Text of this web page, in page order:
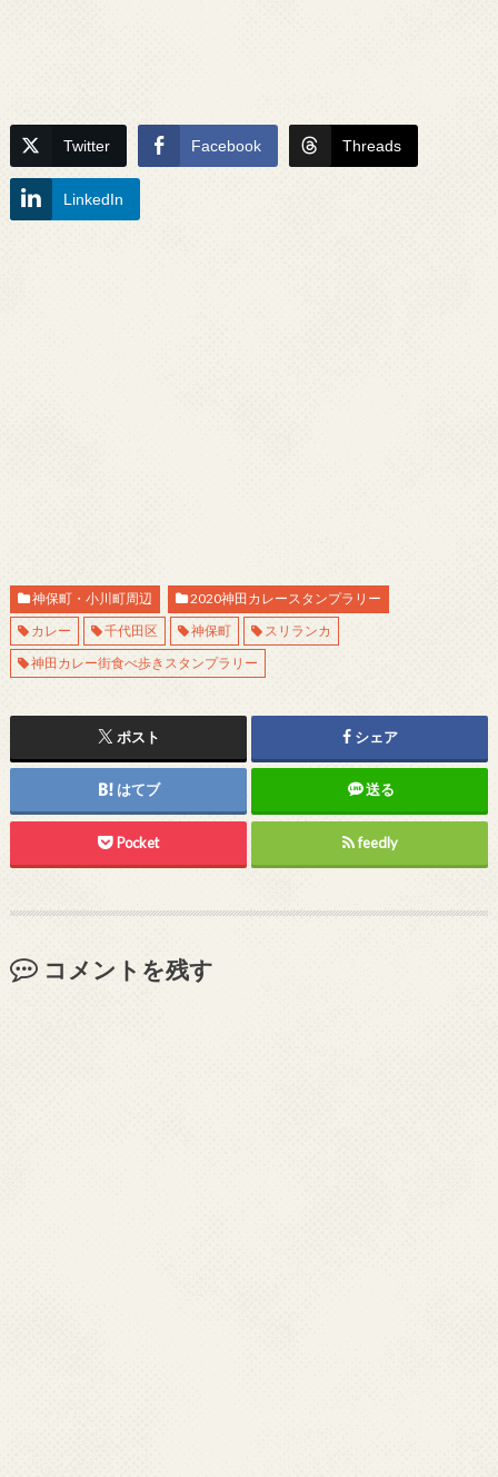
Twitter Facebook Threads
LinkedIn
神保町・小川町周辺
2020神田カレースタンプラリー
カレー
千代田区 神保町
スリランカ
神田カレー街食べ歩きスタンプラリー
ポスト シェア
はてブ 送る
Pocket feedly
コメントを残す